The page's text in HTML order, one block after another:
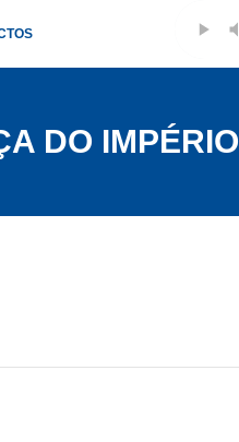
DO IMPÉRIO